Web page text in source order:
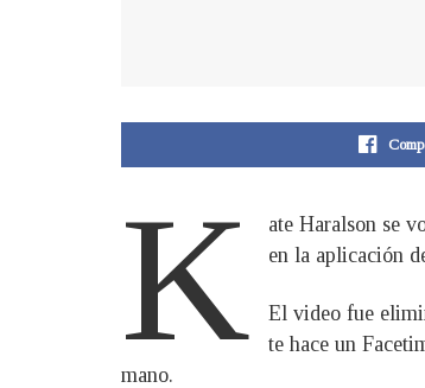
K
ate Haralson se
en la aplicación
El video fue
te hace un
mano.